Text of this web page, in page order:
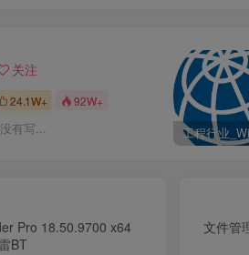
关注
24.1W+ 92W+
有写...
Pro 18.50.9700 x64
BT
文件管